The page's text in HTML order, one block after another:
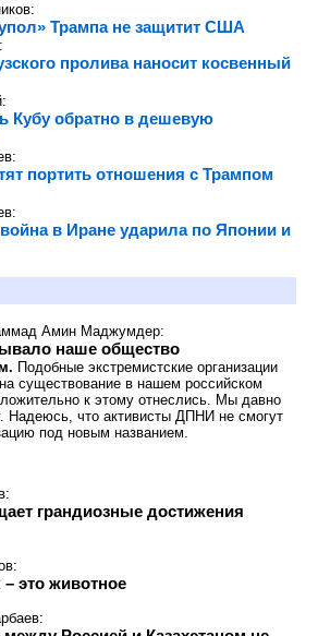
:
Трампа не защитит США
:
пролива наносит косвенный
:
Кубу обратно в дешевую
:
портить отношения с Трампом
:
в Иране ударила по Японии и
Амин Маджумдер:
наше общество
Подобные экстремистские организации
существование в нашем российском
к этому отнеслись. Мы давно
Надеюсь, что активисты ДПНИ не смогут
под новым названием.
:
грандиозные достижения
:
это животное
: